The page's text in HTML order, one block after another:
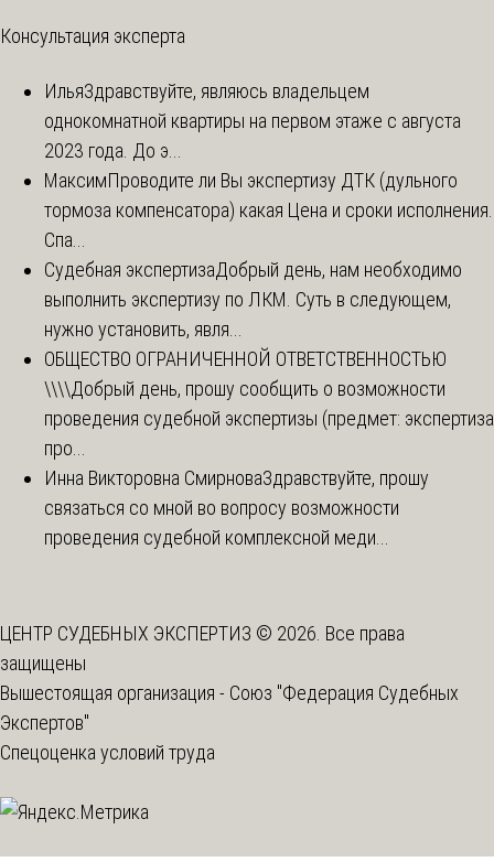
Консультация эксперта
ИльяЗдравствуйте, являюсь владельцем
однокомнатной квартиры на первом этаже с августа
2023 года. До э...
МаксимПроводите ли Вы экспертизу ДТК (дульного
тормоза компенсатора) какая Цена и сроки исполнения.
Спа...
Судебная экспертизаДобрый день, нам необходимо
выполнить экспертизу по ЛКМ. Суть в следующем,
нужно установить, явля...
ОБЩЕСТВО ОГРАНИЧЕННОЙ ОТВЕТСТВЕННОСТЬЮ
\\\\Добрый день, прошу сообщить о возможности
проведения судебной экспертизы (предмет: экспертиза
про...
Инна Викторовна СмирноваЗдравствуйте, прошу
связаться со мной во вопросу возможности
проведения судебной комплексной меди...
ЦЕНТР СУДЕБНЫХ ЭКСПЕРТИЗ © 2026. Все права
защищены
Вышестоящая организация - Союз "Федерация Судебных
Экспертов"
Спецоценка условий труда